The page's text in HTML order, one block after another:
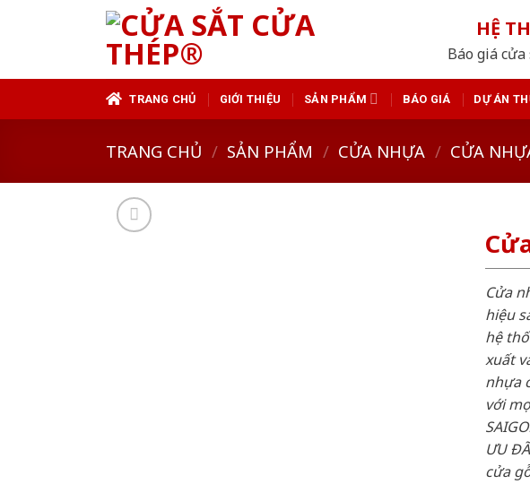
HỆ
Báo giá
TRANG CHỦ GIỚI THIỆU SẢN PHẨM BÁO GIÁ DỰ ÁN
TRANG CHỦ / SẢN PHẨM / CỬA NHỰA / CỬA
Cửa
hiệu
hệ
xuất
nhựa
với
ƯU
cửa